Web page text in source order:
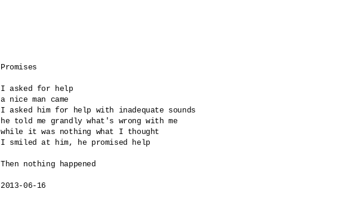
Promises
I asked for help
a nice man came
I asked him for help with inadequate sounds
he told me grandly what's wrong with me
while it was nothing what I thought
I smiled at him, he promised help
Then nothing happened
2013-06-16